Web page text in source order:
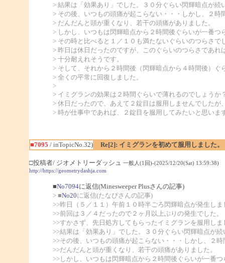
> 結果は「効果あり」でした。３０分ぐらい閃輝暗点が続
> その後、いつもの頭痛が起こらない・・・しかし、２時
> だんだんと頭が重くなり、若干の頭痛がありました。
> しかし、いつもは閃輝暗点から２時間後ぐらいが一番つ
> その時と比べると１／１０も満たないぐらいのつらさで
> 昨日は休日だったのですが、このぐらいのつらさであれ
> 十分耐えれそうです。
> そして、それから２時間後（閃輝暗点から４時間後）ぐ
> 全くの平常に回復しました。
>
> イミグランの効果は２時間ぐらいで薄れるのでしょうか
> 休日だったので、あえて２錠目は服用しませんでしたが
> 時が仕事中であれば、２錠目を服用してみたいと思いま
■7095 / inTopicNo.32) Re[2]: イミグランを初めて服用しました。
□投稿者/ ジオメトリーダッシュ 一般人(1回)-(2025/12/20(Sat) 13:59:38)
http://https://geometrydashja.com
■No7094に返信(Minesweeper Plusさんの記事)
> ■No20に返信(たなぴさんの記事)
>>昨日（５／１１）午前１０時半ごろ閃輝暗点が発生しま
>>前回は３／４だったので２ヶ月以上ぶりの発生でした。
>>すかさず、先日処方してもらったイミグランを服用しま
>>結果は「効果あり」でした。３０分ぐらい閃輝暗点が
>>その後、いつもの頭痛が起こらない・・・しかし、２時
>>だんだんと頭が重くなり、若干の頭痛がありました。
>>しかし、いつもは閃輝暗点から２時間後ぐらいが一番つ